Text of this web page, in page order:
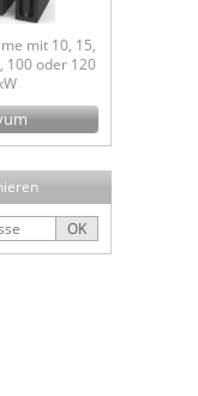
mit 10, 15,
100 oder 120
OK